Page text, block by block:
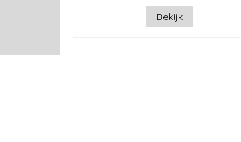
Bekijk